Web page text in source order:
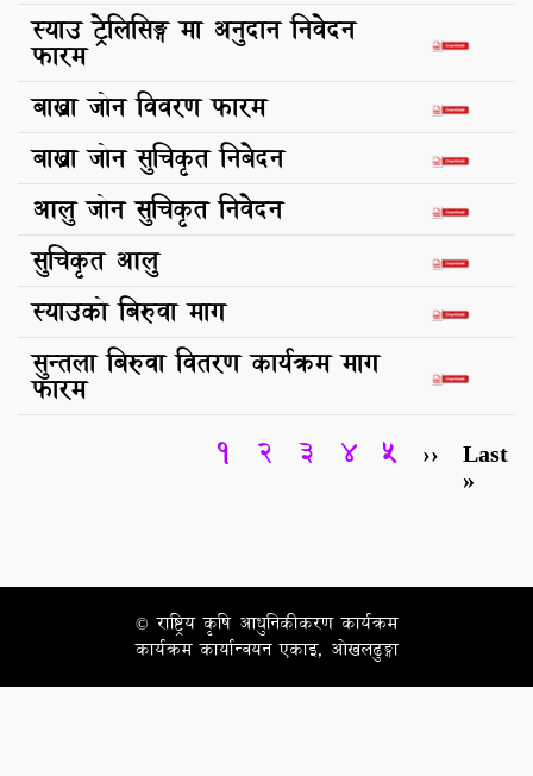
स्याउ ट्रेलिसिङ्ग मा अनुदान निवेदन
फारम
बाख्रा जोन विवरण फारम
बाख्रा जोन सुचिकृत निबेदन
आलु जोन सुचिकृत निवेदन
सुचिकृत आलु
स्याउको बिरुवा माग
सुन्तला बिरुवा वितरण कार्यक्रम माग
फारम
Pagination
Current
1 Page
2 Page
3 Page
4 Page
5 Next
page
›› Last
page
Last
»
© राष्ट्रिय कृषि आधुनिकीकरण कार्यक्रम
कार्यक्रम कार्यान्वयन एकाइ, ओखलढुङ्गा